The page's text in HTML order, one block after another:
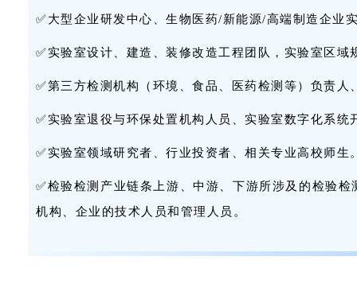
✅大型企业研发中心、生物医药/新能源/高端制造企业
✅实验室设计、建造、装修改造工程团队，实验室区域
✅第三方检测机构（环境、食品、医药检测等）负责人
✅实验室退役与环保处置机构人员、实验室数字化系
✅实验室领域研究者、行业投资者、相关专业高校师生
✅检验检测产业链条上游、中游、下游所涉及的检验
机构、企业的技术人员和管理人员。